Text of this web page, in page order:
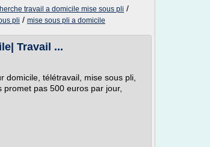
travail a domicile mise sous pli /
pli / mise sous pli a domicile
Travail ...
télétravail, mise sous pli,
pas 500 euros par jour,